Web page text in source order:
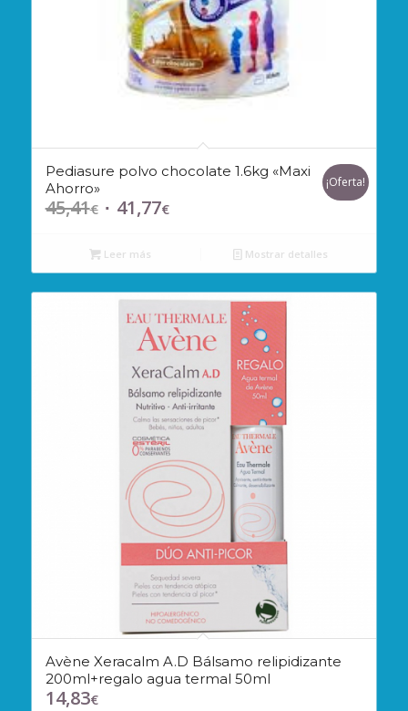
Pediasure polvo chocolate 1.6kg «Maxi
Ahorro»
45,41€ El
original
era:
45,41€.
41,77€El
es:
41,77€.
¡Oferta!
Leer más Mostrar detalles
Avène Xeracalm A.D Bálsamo relipidizante
200ml+regalo agua termal 50ml
14,83€